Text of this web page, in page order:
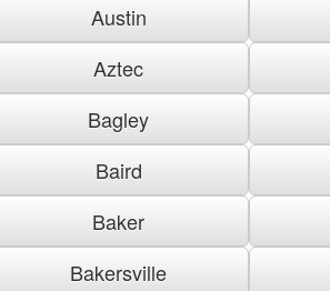
Austin
Aztec
Bagley
Baird
Baker
Bakersville